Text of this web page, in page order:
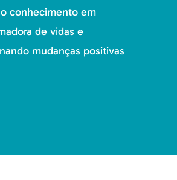
conhecimento em
de vidas e
mudanças positivas